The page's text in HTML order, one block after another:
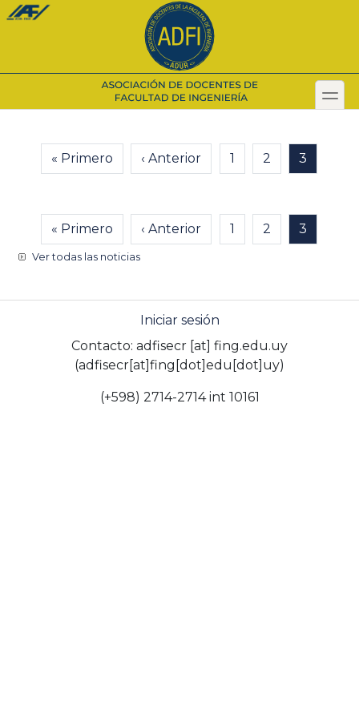
Pasar
toggle
Paginación
Primera página
« Primero Página anterior
‹ Anterior Página
1 Página
2 Página
3
Paginación
Primera página
« Primero Página anterior
‹ Anterior Página
1 Página
2 Página
3
Ver todas las noticias
Iniciar sesión
Contacto: adfisecr [at] fing.edu.uy
(adfisecr[at]fing[dot]edu[dot]uy)
(+598) 2714-2714 int 10161